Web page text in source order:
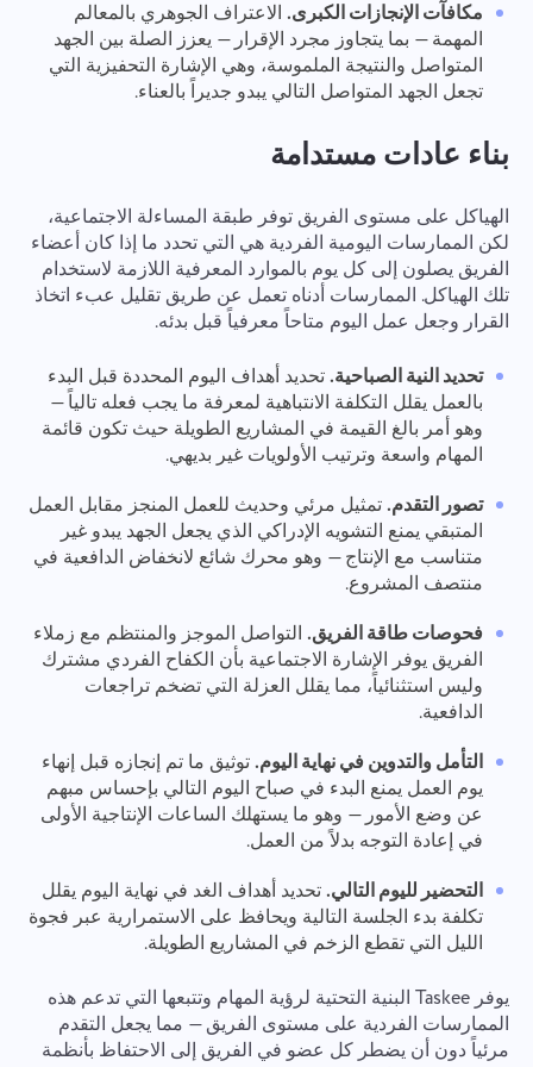
مكافآت الإنجازات الكبرى.الاعتراف الجوهري بالمعالم
المهمة — بما يتجاوز مجرد الإقرار — يعزز الصلة بين الجهد
المتواصل والنتيجة الملموسة، وهي الإشارة التحفيزية التي
تجعل الجهد المتواصل التالي يبدو جديراً بالعناء.
بناء عادات مستدامة
الهياكل على مستوى الفريق توفر طبقة المساءلة الاجتماعية،
لكن الممارسات اليومية الفردية هي التي تحدد ما إذا كان أعضاء
الفريق يصلون إلى كل يوم بالموارد المعرفية اللازمة لاستخدام
تلك الهياكل. الممارسات أدناه تعمل عن طريق تقليل عبء اتخاذ
القرار وجعل عمل اليوم متاحاً معرفياً قبل بدئه.
تحديد النية الصباحية.تحديد أهداف اليوم المحددة قبل البدء
بالعمل يقلل التكلفة الانتباهية لمعرفة ما يجب فعله تالياً —
وهو أمر بالغ القيمة في المشاريع الطويلة حيث تكون قائمة
المهام واسعة وترتيب الأولويات غير بديهي.
تصور التقدم.تمثيل مرئي وحديث للعمل المنجز مقابل العمل
المتبقي يمنع التشويه الإدراكي الذي يجعل الجهد يبدو غير
متناسب مع الإنتاج — وهو محرك شائع لانخفاض الدافعية في
منتصف المشروع.
فحوصات طاقة الفريق.التواصل الموجز والمنتظم مع زملاء
الفريق يوفر الإشارة الاجتماعية بأن الكفاح الفردي مشترك
وليس استثنائياً، مما يقلل العزلة التي تضخم تراجعات
الدافعية.
التأمل والتدوين في نهاية اليوم.توثيق ما تم إنجازه قبل إنهاء
يوم العمل يمنع البدء في صباح اليوم التالي بإحساس مبهم
عن وضع الأمور — وهو ما يستهلك الساعات الإنتاجية الأولى
في إعادة التوجه بدلاً من العمل.
التحضير لليوم التالي.تحديد أهداف الغد في نهاية اليوم يقلل
تكلفة بدء الجلسة التالية ويحافظ على الاستمرارية عبر فجوة
الليل التي تقطع الزخم في المشاريع الطويلة.
يوفر Taskee البنية التحتية لرؤية المهام وتتبعها التي تدعم هذه
الممارسات الفردية على مستوى الفريق — مما يجعل التقدم
مرئياً دون أن يضطر كل عضو في الفريق إلى الاحتفاظ بأنظمة